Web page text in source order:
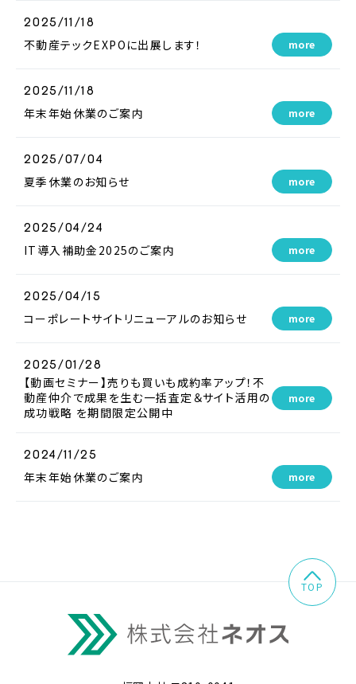
2025/11/18
不動産テックEXPOに出展します！ more
2025/11/18
年末年始休業のご案内 more
2025/07/04
夏季休業のお知らせ more
2025/04/24
IT導入補助金2025のご案内 more
2025/04/15
コーポレートサイトリニューアルのお知らせ more
2025/01/28
【動画セミナー】売りも買いも成約率アップ！不
動産仲介で成果を生む一括査定＆サイト活用の
成功戦略 を期間限定公開中
more
2024/11/25
年末年始休業のご案内 more
TOP